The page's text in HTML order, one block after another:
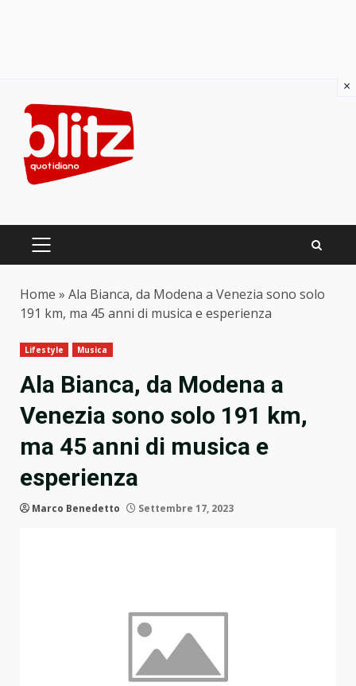
content
PRIMARY
Home » Ala Bianca, da Modena a Venezia sono solo
191 km, ma 45 anni di musica e esperienza
Lifestyle Musica
Ala Bianca, da Modena a
Venezia sono solo 191 km,
ma 45 anni di musica e
esperienza
Marco Benedetto Settembre 17, 2023
×